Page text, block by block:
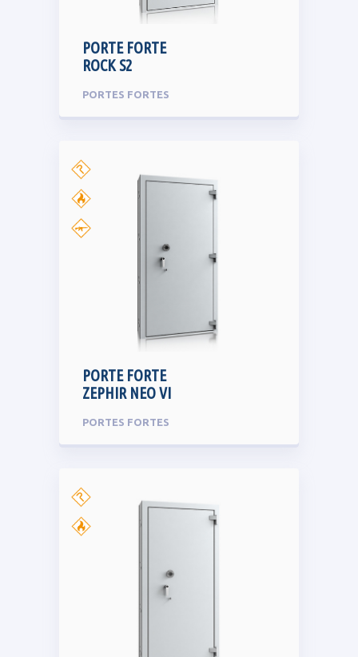
PORTE FORTE
ROCK S2
PORTES FORTES
PORTE FORTE
ZEPHIR NEO VI
PORTES FORTES